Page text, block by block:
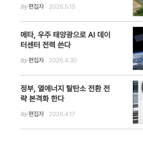
by편집자 2026.5.15
메타, 우주 태양광으로 AI 데이
터센터 전력 쓴다
by편집자 2026.4.30
정부, 열에너지 탈탄소 전환 전
략 본격화 한다
by편집자 2026.4.17